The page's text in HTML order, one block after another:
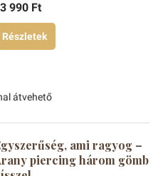
990 Ft
Részletek
átvehető
ami ragyog –
piercing három gömb